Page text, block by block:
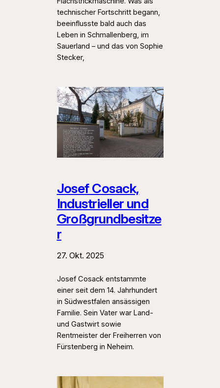
technischer Fortschritt begann,
beeinflusste bald auch das
Leben in Schmallenberg, im
Sauerland – und das von Sophie
Stecker,
Josef Cosack,
Industrieller und
Großgrundbesitze
r
27. Okt. 2025
Josef Cosack entstammte
einer seit dem 14. Jahrhundert
in Südwestfalen ansässigen
Familie. Sein Vater war Land-
und Gastwirt sowie
Rentmeister der Freiherren von
Fürstenberg in Neheim.